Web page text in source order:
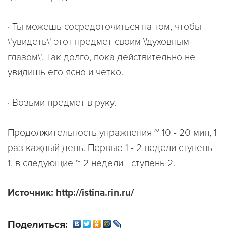
· Ты можешь сосредоточиться на том, чтобы
\'увидеть\' этот предмет своим \'духовным
глазом\'. Так долго, пока действительно не
увидишь его ясно и четко.
· Возьми предмет в руку.
Продолжительность упражнения ~ 10 - 20 мин, 1
раз каждый день. Первые 1 - 2 недели ступень
1, в следующие ~ 2 недели - ступень 2.
Источник: http://istina.rin.ru/
Поделиться: